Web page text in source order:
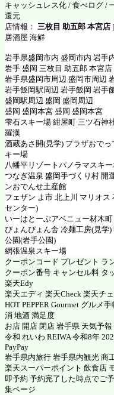
キャッシュレス化 / 食べログ /
還元
店情報： 三枚目 助五郎 本宮店
居酒屋 海鮮
岩手県盛岡市内 盛岡市内 岩手
岩手 盛岡 三枚目 助五郎 本宮店
岩手県盛岡市周辺 盛岡市周辺
岩手飯岡駅周辺 岩手飯岡 岩手
盛岡駅周辺 盛岡 盛岡周辺
盛岡 盛岡本宮 盛岡 盛岡本宮
雫石スキー場 紺屋町 三ツ石神
羅漢
酒蔵あさ開(見学) プラザおで
キー場
八幡平リゾートパノラマスキ
つなぎ温泉 盛岡手づくり村 開
ンおでんせ土産館
フェザン よ市 北上川 マリオ
センター)
いーはとーぶアベニュー材木
ぴょんぴょん舎 冷麺工房(見学
公園(岩手公園)
網張温泉スキー場
クーポンコード プレゼント ラ
クーポン番号 キャンセル料 タ
楽天Edy
楽天エディ 楽天Check 楽天チ
HOT PEPPER Gourmet グルメ
消 地酒 満足度
お店 開店 閉店 岩手県 天気予
令和 れいわ REIWA 令和8年
PayPay
岩手県内旅行 岩手県内観光 商
楽天スーパーポイント 飲食店
即予約 予約完了した時点でご
集ページ